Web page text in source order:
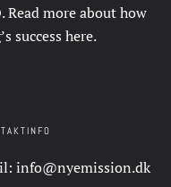
more about how
success here.
info@nyemission.dk